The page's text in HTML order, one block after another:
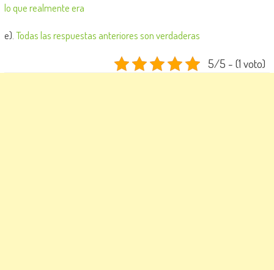
lo que realmente era
e). Todas las respuestas anteriores son verdaderas
5/5 - (1 voto)